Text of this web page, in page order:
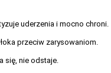
uderzenia i mocno chroni.
przeciw zarysowaniom.
się, nie odstaje.